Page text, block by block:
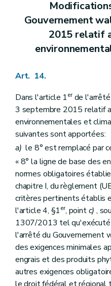
Gouvernement
2015 relatif
Art. 14.
Dans l'article 1erde l'arrêté
3 septembre 2015 relatif
environnementales et
suivantes sont apportées:
a) le 8° est remplacé par
« 8° la ligne de base des
normes obligatoires
chapitre I, du règlement
critères pertinents établis
l'article 4, §1er, pointc) ,
1307/2013 tel
l'arrêté du Gouvernement
des exigences minimales
engrais et des produits
autres exigences